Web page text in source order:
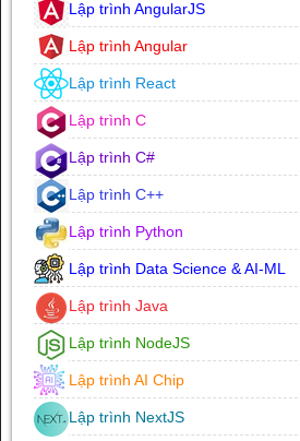
Lập trình AngularJS
Lập trình Angular
Lập trình React
Lập trình C
Lập trình C#
Lập trình C++
Lập trình Python
Lập trình Data Science & AI-ML
Lập trình Java
Lập trình NodeJS
Lập trình AI Chip
Lập trình NextJS